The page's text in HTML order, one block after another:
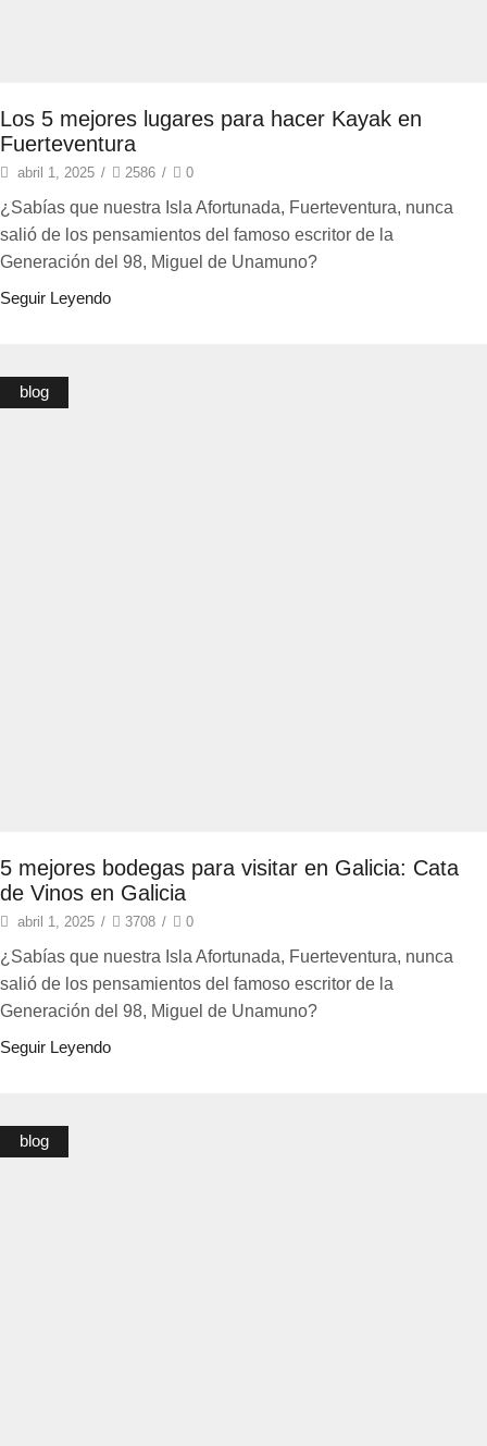
Los 5 mejores lugares para hacer Kayak en
Fuerteventura
abril 1, 2025 / 2586 / 0
¿Sabías que nuestra Isla Afortunada, Fuerteventura, nunca
salió de los pensamientos del famoso escritor de la
Generación del 98, Miguel de Unamuno?
Seguir Leyendo
blog
5 mejores bodegas para visitar en Galicia: Cata
de Vinos en Galicia
abril 1, 2025 / 3708 / 0
¿Sabías que nuestra Isla Afortunada, Fuerteventura, nunca
salió de los pensamientos del famoso escritor de la
Generación del 98, Miguel de Unamuno?
Seguir Leyendo
blog